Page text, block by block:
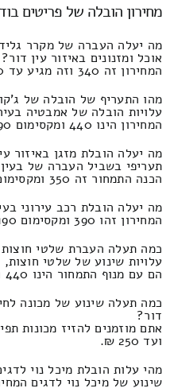
מחירון הובלה של פריטים
מה יעלה העברה של מקרר
אוכל ומזנונים באיזור עין דור?
המחירון זה 340 וזה מגיע עד 230 שקלים חדשים.
מהו התעריף של הובלה של
עלויות הובלה של אמבטיה
המחירון הינו 440 ומקסימום 290 ש"ח.
מה יעלה הובלת מזגן באיזור
תעריפי בשביל העברה של בעין
הכנה התמחור זה 350 ומקסימום 170 ש"ח.
מה יעלה הובלת רכב עירוני
המחירון זהו 390 ומקסימום 190 ש"ח.
כמה תעלה העברת שלטי חוצות
עלויות שינוע של שלטי
הם עם מנוף התמחור הינו 440 ועד 200 שקלים.
כמה תעלה שינוע של מכונה
דור?
ועד 250 ₪.
מהי עלות הובלת מיכל נוי
שינוע של מיכל נוי לדגים המחירון הוא 540